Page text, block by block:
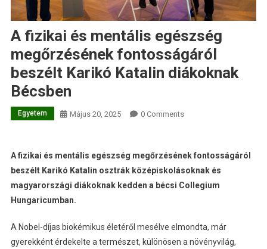
A fizikai és mentális egészség
megőrzésének fontosságáról
beszélt Karikó Katalin diákoknak
Bécsben
Egyetem Május 20, 2025 0 Comments
A fizikai és mentális egészség megőrzésének fontosságáról
beszélt Karikó Katalin osztrák középiskolásoknak és
magyarországi diákoknak kedden a bécsi Collegium
Hungaricumban.
A Nobel-díjas biokémikus életéről mesélve elmondta, már
gyerekként érdekelte a természet, különösen a növényvilág,